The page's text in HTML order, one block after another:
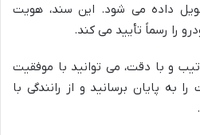
داده می شود. این سند، هویت
را رسماً تأیید می کند.
و با دقت، می توانید با موفقیت
به پایان برسانید و از رانندگی با